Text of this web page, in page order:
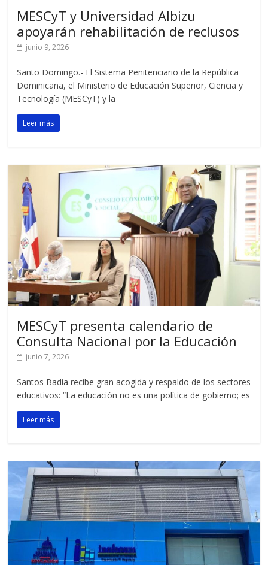
MESCyT y Universidad Albizu
apoyarán rehabilitación de reclusos
junio 9, 2026
Santo Domingo.- El Sistema Penitenciario de la República
Dominicana, el Ministerio de Educación Superior, Ciencia y
Tecnología (MESCyT) y la
Leer más
MESCyT presenta calendario de
Consulta Nacional por la Educación
junio 7, 2026
Santos Badía recibe gran acogida y respaldo de los sectores
educativos: “La educación no es una política de gobierno; es
Leer más